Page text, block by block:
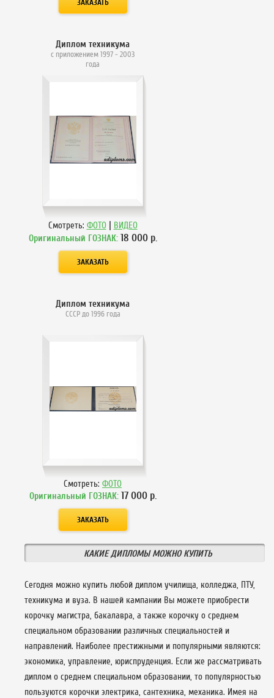
Диплом техникума
с приложением 1997 - 2003
года
Смотреть: ФОТО | ВИДЕО
Оригинальный ГОЗНАК: 18 000р.
Диплом техникума
СССР до 1996 года
Смотреть: ФОТО
Оригинальный ГОЗНАК: 17 000р.
КАКИЕ ДИПЛОМЫ МОЖНО КУПИТЬ
Сегодня можно купить любой диплом училища, колледжа, ПТУ,
техникума и вуза. В нашей кампании Вы можете приобрести
корочку магистра, бакалавра, а также корочку о среднем
специальном образовании различных специальностей и
направлений. Наиболее престижными и популярными являются:
экономика, управление, юриспруденция. Если же рассматривать
диплом о среднем специальном образовании, то популярностью
пользуются корочки электрика, сантехника, механика. Имея на